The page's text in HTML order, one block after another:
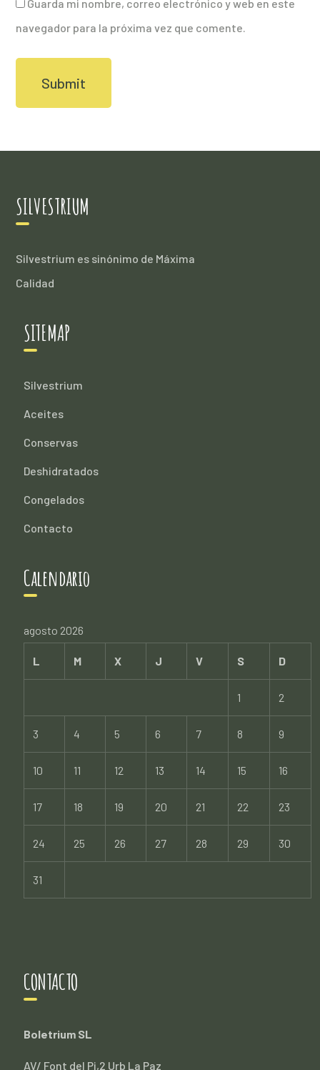
Guarda mi nombre, correo electrónico y web en este
navegador para la próxima vez que comente.
SILVESTRIUM
Silvestrium es sinónimo de Máxima
Calidad
SITEMAP
Silvestrium
Aceites
Conservas
Deshidratados
Congelados
Contacto
Calendario
agosto 2026
L M X J V S D
1 2
3 4 5 6 7 8 9
10 11 12 13 14 15 16
17 18 19 20 21 22 23
24 25 26 27 28 29 30
31
CONTACTO
Boletrium SL
AV/ Font del Pi,2 Urb La Paz